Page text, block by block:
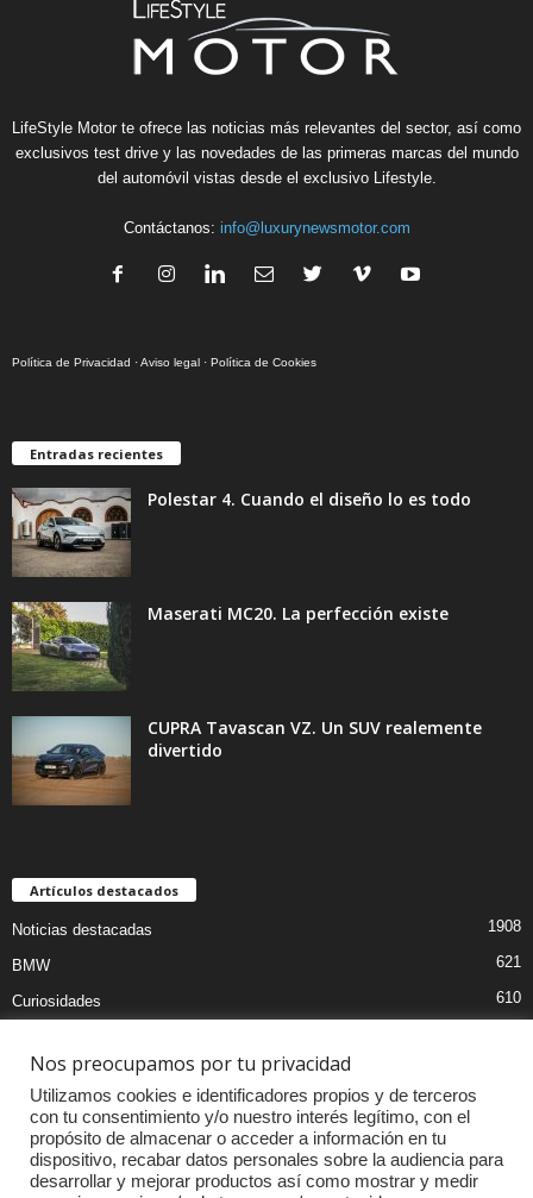
LifeStyle Motor te ofrece las noticias más relevantes del sector, así como
exclusivos test drive y las novedades de las primeras marcas del mundo
del automóvil vistas desde el exclusivo Lifestyle.
Contáctanos: info@luxurynewsmotor.com
Política de Privacidad ·Aviso legal · Política de Cookies
Entradas recientes
Polestar 4. Cuando el diseño lo es todo
Maserati MC20. La perfección existe
CUPRA Tavascan VZ. Un SUV realemente
divertido
Artículos destacados
Noticias destacadas 1908
BMW 621
Curiosidades 610
Audi
MOTOS
Competiciones
Mercedes
Nos preocupamos por tu privacidad
Utilizamos cookies e identificadores propios y de terceros
con tu consentimiento y/o nuestro interés legítimo, con el
propósito de almacenar o acceder a información en tu
dispositivo, recabar datos personales sobre la audiencia para
desarrollar y mejorar productos así como mostrar y medir